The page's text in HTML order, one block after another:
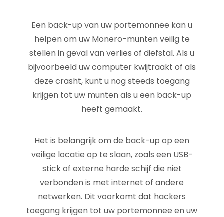
Een back-up van uw portemonnee kan u
helpen om uw Monero-munten veilig te
stellen in geval van verlies of diefstal. Als u
bijvoorbeeld uw computer kwijtraakt of als
deze crasht, kunt u nog steeds toegang
krijgen tot uw munten als u een back-up
heeft gemaakt.
Het is belangrijk om de back-up op een
veilige locatie op te slaan, zoals een USB-
stick of externe harde schijf die niet
verbonden is met internet of andere
netwerken. Dit voorkomt dat hackers
toegang krijgen tot uw portemonnee en uw